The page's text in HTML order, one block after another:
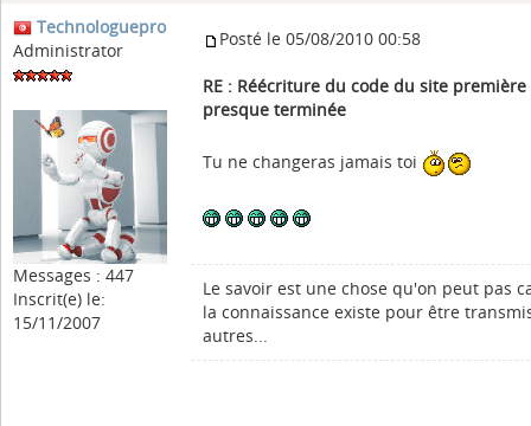
Technologuepro
Administrator
Messages : 447
Inscrit(e) le:
15/11/2007
Posté le 05/08/2010 00:58
RE : Réécriture du code du site première
presque terminée
Tu ne changeras jamais toi
Le savoir est une chose qu'on peut pas
la connaissance existe pour être
autres...